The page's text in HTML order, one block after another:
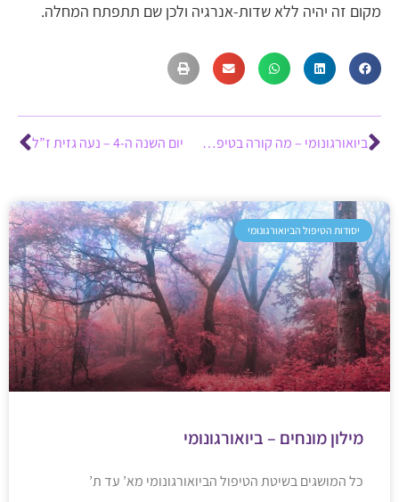
מקום זה יהיה ללא שדות-אנרגיה ולכן שם תתפתח המחלה.
ביואורגונומי – מה קורה בטיפול? יום השנה ה-4 – נעה גזית ז”ל
יסודות הטיפול הביואורגונומי
מילון מונחים – ביואורגונומי
כל המושגים בשיטת הטיפול הביואורגונומי מא’ עד ת’